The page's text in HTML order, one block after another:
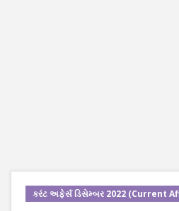
કરંટ અફેર્સ ડિસેમ્બર 2022 (Current